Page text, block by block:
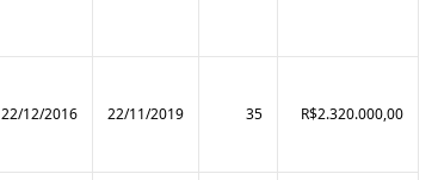
22/12/2016 22/11/2019 35 R$2.320.000,00